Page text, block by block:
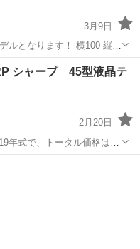
3月9日
ります！ 横100 縦
40インチ
シャープ 45型液晶テ
2月20日
が、引越しの為、出品しま